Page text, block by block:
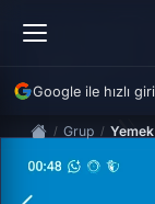
Google ile hızlı
Grup